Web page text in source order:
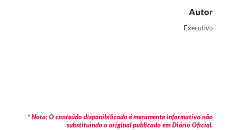
Autor
Executivo
* Nota: O conteúdo disponibilizado é meramente informativo não
substituindo o original publicado em Diário Oficial.